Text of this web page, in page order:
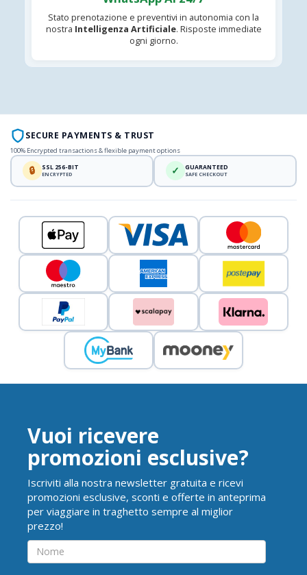
Stato prenotazione e preventivi in autonomia con la
nostra Intelligenza Artificiale. Risposte immediate
ogni giorno.
SECURE PAYMENTS & TRUST
100% Encrypted transactions & flexible payment options
🔒 SSL 256-BIT
ENCRYPTED ✓ GUARANTEED
SAFE CHECKOUT
Vuoi ricevere
promozioni esclusive?
Iscriviti alla nostra newsletter gratuita e ricevi
promozioni esclusive, sconti e offerte in anteprima
per viaggiare in traghetto sempre al miglior
prezzo!